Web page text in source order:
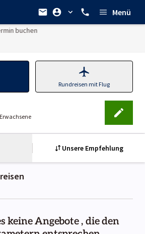
Menü
buchen
Rundreisen mit Flug
Unsere Empfehlung
keine Angebote , die den